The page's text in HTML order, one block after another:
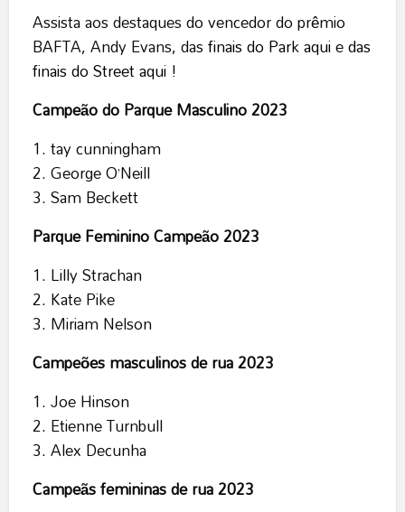
Assista aos destaques do vencedor do prêmio
BAFTA, Andy Evans, dasfinais do Park aquiedas
finais do Street aqui!
Campeão do Parque Masculino 2023
tay cunningham
George O’Neill
Sam Beckett
Parque Feminino Campeão 2023
Lilly Strachan
Kate Pike
Miriam Nelson
Campeões masculinos de rua 2023
Joe Hinson
Etienne Turnbull
Alex Decunha
Campeãs femininas de rua 2023